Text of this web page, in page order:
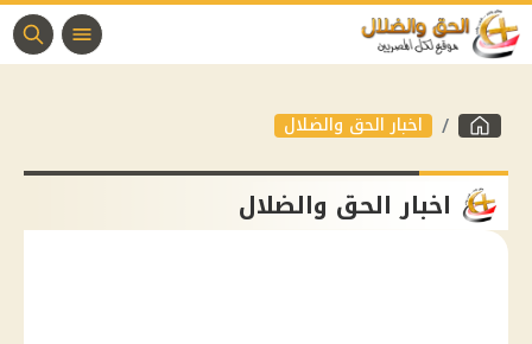
اخبار الحق والضلال
اخبار الحق والضلال